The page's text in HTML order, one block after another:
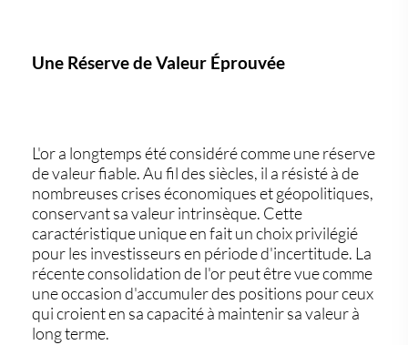
Une Réserve de Valeur Éprouvée
L'or a longtemps été considéré comme une réserve
de valeur fiable. Au fil des siècles, il a résisté à de
nombreuses crises économiques et géopolitiques,
conservant sa valeur intrinsèque. Cette
caractéristique unique en fait un choix privilégié
pour les investisseurs en période d'incertitude. La
récente consolidation de l'or peut être vue comme
une occasion d'accumuler des positions pour ceux
qui croient en sa capacité à maintenir sa valeur à
long terme.